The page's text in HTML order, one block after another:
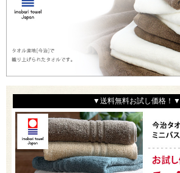
▼送料無料お試し価格！▼